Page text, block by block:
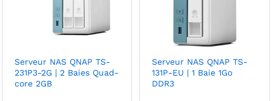
Serveur NAS QNAP TS-
231P3-2G | 2 Baies Quad-
core 2GB
Serveur NAS QNAP TS-
131P-EU | 1 Baie 1Go
DDR3